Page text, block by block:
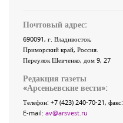
Почтовый адрес:
690091, г. Владивосток,
Приморский край, Россия
Переулок Шевченко, дом 9, 27
Редакция газеты
«Арсеньевские вести»:
Телефон: +7 (423) 240-70-21, факс:
E-mail: av@arsvest.ru